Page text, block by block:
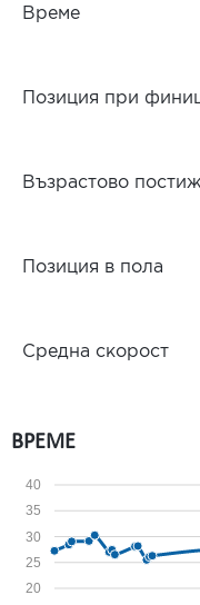
Време
Позиция при
Възрастово
Позиция в пола
Средна скорост
ВРЕМЕ
20
25
30
35
40